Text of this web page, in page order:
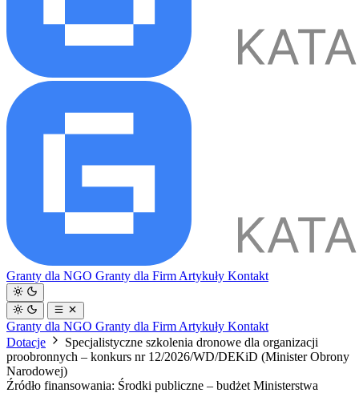
Granty dla NGO Granty dla Firm Artykuły Kontakt
Granty dla NGO Granty dla Firm Artykuły Kontakt
Dotacje
Specjalistyczne szkolenia dronowe dla organizacji
proobronnych – konkurs nr 12/2026/WD/DEKiD (Minister Obrony
Narodowej)
Źródło finansowania: Środki publiczne – budżet Ministerstwa